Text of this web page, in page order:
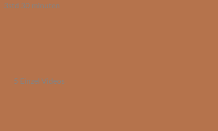
3std 30 minuten
5 Einzel Videos